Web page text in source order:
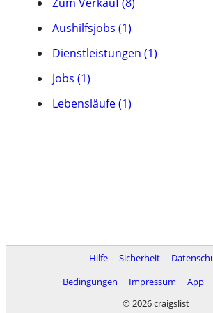
Aushilfsjobs (1)
Dienstleistungen (1)
Jobs (1)
Lebensläufe (1)
Hilfe Sicherheit
Bedingungen
Impressum App
© 2026 craigslist